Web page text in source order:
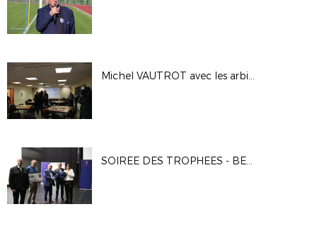
Michel VAUTROT avec les arbitres eurois
SOIREE DES TROPHEES - BENEVOLES